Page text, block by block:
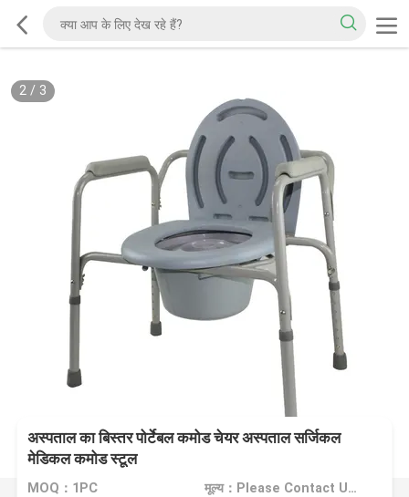
2/ 3
अस्पताल का बिस्तर पोर्टेबल कमोड चेयर अस्पताल सर्जिकल
मेडिकल कमोड स्टूल
MOQ：1PC मूल्य：Please Contact Us For The Price